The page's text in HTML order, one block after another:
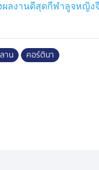
ผลงานดีสุดกีฬาลูจหญิ
าน คอร์ตินา